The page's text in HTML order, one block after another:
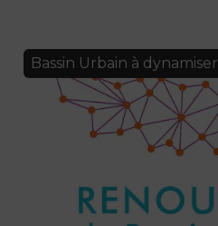
Bassin Urbain à dynamiser